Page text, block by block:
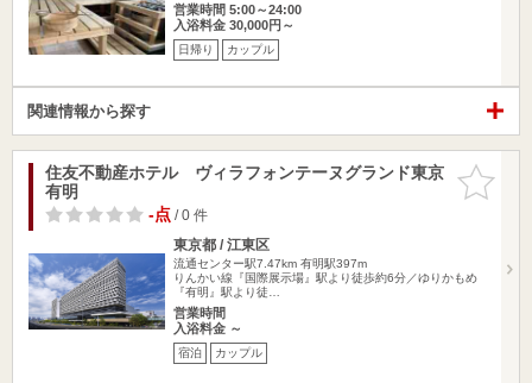
営業時間 5:00～24:00
入浴料金 30,000円～
日帰り カップル
関連情報から探す
お気に入
りに追加
住友不動産ホテル ヴィラフォンテーヌグランド東京
有明
-点/ 0 件
東京都 / 江東区
流通センター駅7.47km 有明駅397m
りんかい線『国際展示場』駅より徒歩約6分／ゆりかもめ
『有明』駅より徒…
営業時間
入浴料金 ～
宿泊 カップル